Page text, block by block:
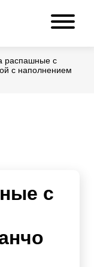
распашные с
с наполнением
с